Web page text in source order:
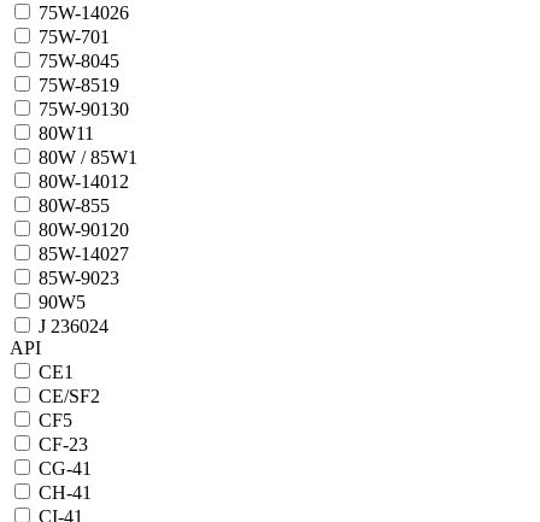
75W-14026
75W-701
75W-8045
75W-8519
75W-90130
80W11
80W / 85W1
80W-14012
80W-855
80W-90120
85W-14027
85W-9023
90W5
J 236024
API
CE1
CE/SF2
CF5
CF-23
CG-41
CH-41
CI-41